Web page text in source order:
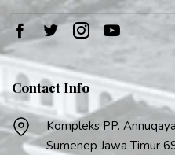
Contact Info
Kompleks PP.
Sumenep Jawa Timur